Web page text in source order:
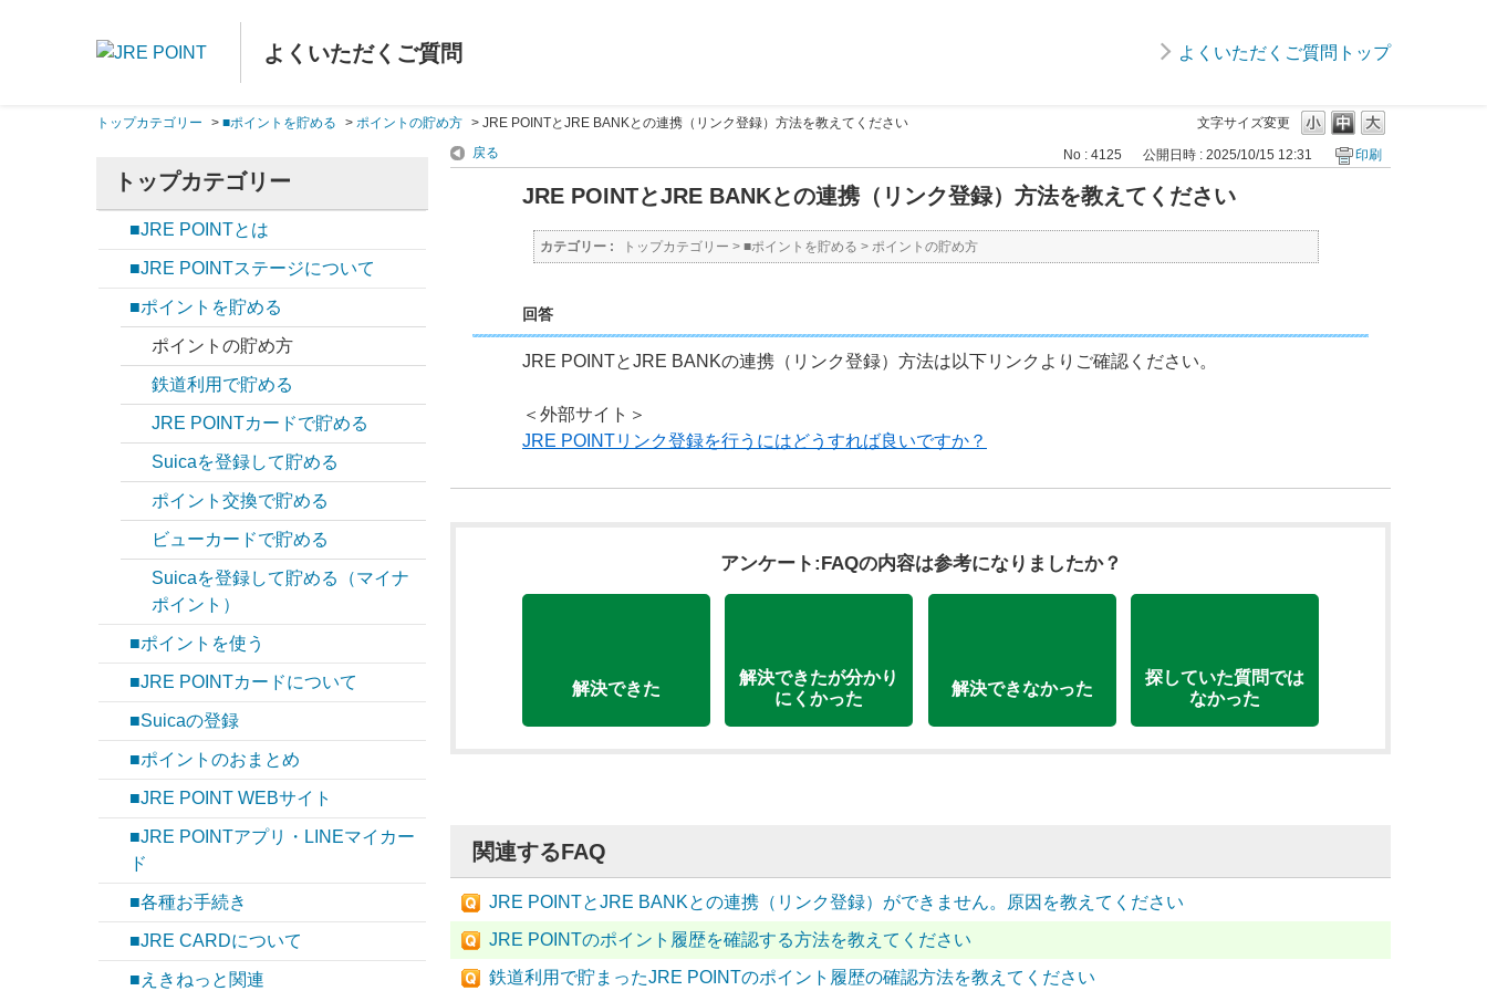
よくいただくご質問 よくいただくご質問トップ
文字サイズ変更
トップカテゴリー > ■ポイントを貯める > ポイントの貯め方 > JRE POINTとJRE BANKとの連携（リンク登録）方法を教えてください
トップカテゴリー
■JRE POINTとは
■JRE POINTステージについて
■ポイントを貯める
ポイントの貯め方
鉄道利用で貯める
JRE POINTカードで貯める
Suicaを登録して貯める
ポイント交換で貯める
ビューカードで貯める
Suicaを登録して貯める（マイナ
ポイント）
■ポイントを使う
■JRE POINTカードについて
■Suicaの登録
■ポイントのおまとめ
■JRE POINT WEBサイト
■JRE POINTアプリ・LINEマイカー
ド
■各種お手続き
■JRE CARDについて
■えきねっと関連
戻る No : 4125 公開日時 : 2025/10/15 12:31 印刷
JRE POINTとJRE BANKとの連携（リンク登録）方法を教えてください
カテゴリー : トップカテゴリー > ■ポイントを貯める > ポイントの貯め方
回答
JRE POINTとJRE BANKの連携（リンク登録）方法は以下リンクよりご確認ください。
＜外部サイト＞
JRE POINTリンク登録を行うにはどうすれば良いですか？
アンケート:FAQの内容は参考になりましたか？
解決できた
解決できたが分かり
にくかった
解決できなかった
探していた質問では
なかった
関連するFAQ
JRE POINTとJRE BANKとの連携（リンク登録）ができません。原因を教えてください
JRE POINTのポイント履歴を確認する方法を教えてください
鉄道利用で貯まったJRE POINTのポイント履歴の確認方法を教えてください